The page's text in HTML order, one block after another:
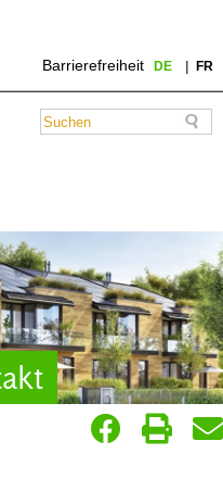
Barrierefreiheit DE FR